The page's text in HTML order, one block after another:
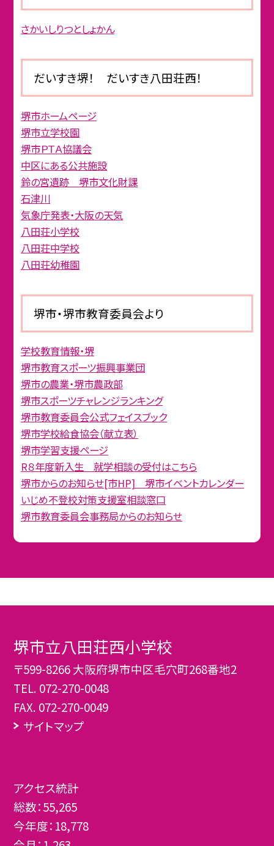
さかいしりつとしょかん
だいすき堺！ だいすき八田荘西！
堺市ホームページ
堺市立学校園
堺市ＰＴＡ協議会
中区にある公共施設
鈴の宮遺跡 堺市文化財課
石津川
気象庁発表・大阪の天気
八田荘小学校
八田荘中学校
八田荘幼稚園
堺市・堺市教育委員会より
学校教育情報・堺
堺市教育スポーツ振興事業団
堺市の農業・堺市農政部
堺市スポーツチャレンジランキング
堺市教育委員会公式フェイスブック
堺市学校給食協会（献立表）
堺市学習支援ページ
R８年度新入生 就学相談の受付はこちら
堺市からのお知らせ[市HP] 堺市イベントカレンダー
いじめ不登校対策支援室相談窓口
堺市教育委員会事務局からのお知らせ
堺市立八田荘西小学校
〒599-8266 大阪府堺市中区毛穴町268番地2
TEL. 072-270-0048
FAX. 072-270-0049
サイトマップ
アクセス統計
総数：55,265
今年度： 18,778